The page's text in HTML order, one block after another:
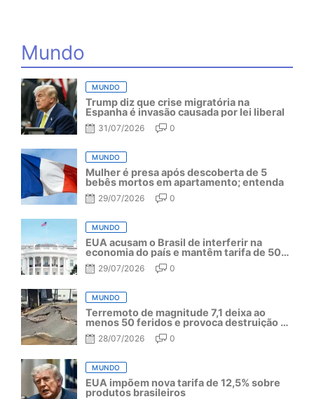
Mundo
MUNDO
Trump diz que crise migratória na
Espanha é invasão causada por lei liberal
31/07/2026 0
MUNDO
Mulher é presa após descoberta de 5
bebês mortos em apartamento; entenda
29/07/2026 0
MUNDO
EUA acusam o Brasil de interferir na
economia do país e mantêm tarifa de 50%
por mais um ano
29/07/2026 0
MUNDO
Terremoto de magnitude 7,1 deixa ao
menos 50 feridos e provoca destruição no
Japão
28/07/2026 0
MUNDO
EUA impõem nova tarifa de 12,5% sobre
produtos brasileiros